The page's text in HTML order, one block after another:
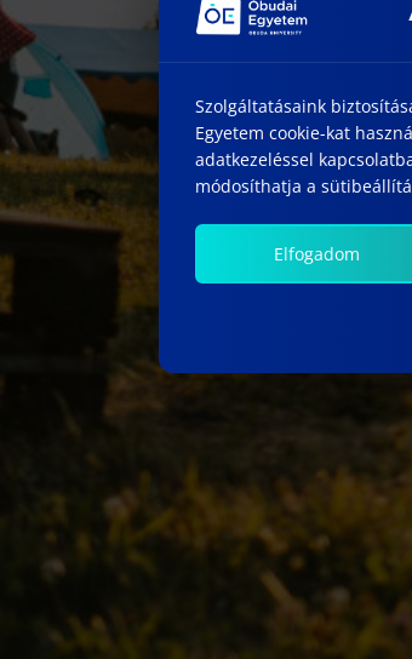
Szolgáltatásaink
Egyetem cookie-kat
adatkezeléssel
módosíthatja a
Elfogadom